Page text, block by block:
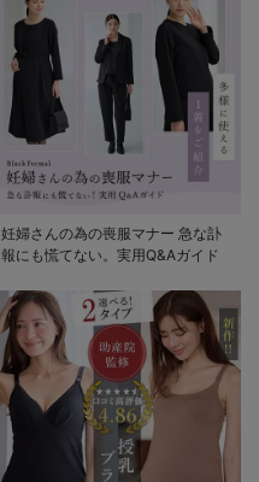
妊婦さんの為の喪服マナー 急な訃
報にも慌てない。実用Q&Aガイド